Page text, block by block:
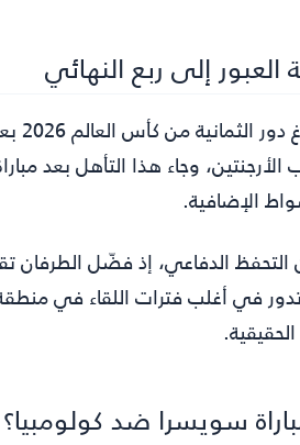
إلى ربع النهائي
الإضافية.
التحفظ الدفاعي، إذ فضّل الطرفان
تدور في أغلب فترات اللقاء في
سويسرا ضد كولومبيا؟